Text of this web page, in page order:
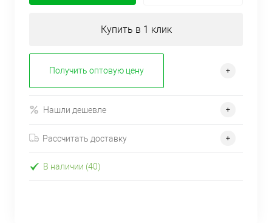
Купить в 1 клик
Получить оптовую цену
Нашли дешевле
Рассчитать доставку
В наличии (40)